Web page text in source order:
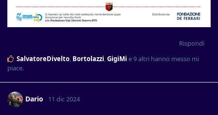
Rispondi
SalvatoreDivelto, Bortolazzi,GigiMi e9altri hanno messo mi
piace.
Dario 11 dic 2024